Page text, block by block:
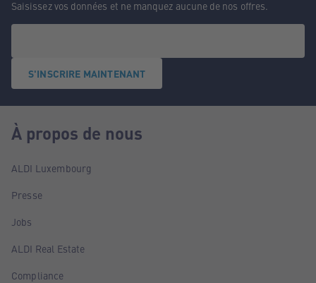
Saisissez vos données et ne manquez aucune de nos offres.
S'INSCRIRE MAINTENANT
À propos de nous
ALDI Luxembourg
Presse
Jobs
ALDI Real Estate
Compliance